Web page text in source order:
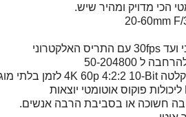
חשוכה או בסביבת הרבה אנשים.